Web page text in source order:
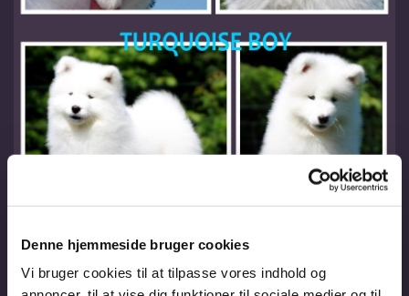
Denne hjemmeside bruger cookies
Vi bruger cookies til at tilpasse vores indhold og